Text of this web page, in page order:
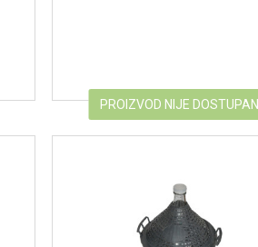
PROIZVOD NIJE DOSTUPAN